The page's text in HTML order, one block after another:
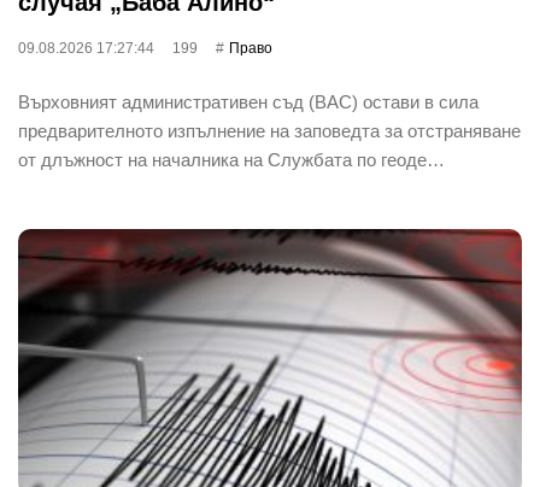
09.08.2026 17:27:44 199 Право
Върховният административен съд (ВАС) остави в сила
предварителното изпълнение на заповедта за отстраняване
от длъжност на началника на Службата по геоде…